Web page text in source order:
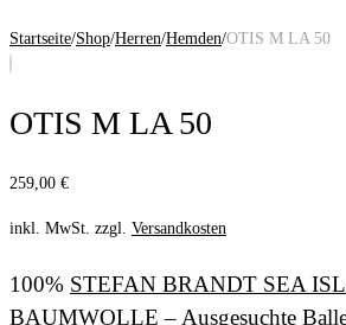
Startseite/Shop/Herren/Hemden/OTIS M LA 50
OTIS M LA 50
259,00 €
inkl. MwSt. zzgl. Versandkosten
100% STEFAN BRANDT SEA
BAUMWOLLE – Ausgesuchte